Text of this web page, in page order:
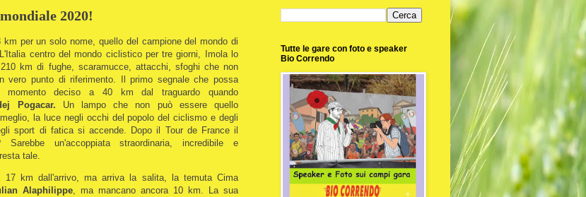
2020!
km per un solo nome, quello del campione del mondo di
L'Italia centro del mondo ciclistico per tre giorni, Imola lo
km di fughe, scaramucce, attacchi, sfoghi che non
vero punto di riferimento. Il primo segnale che possa
momento deciso a 40 km dal traguardo quando
Pogacar. Un lampo che non può essere quello
la luce negli occhi del popolo del ciclismo e degli
sport di fatica si accende. Dopo il Tour de France il
Sarebbe un'accoppiata straordinaria, incredibile e
tale.
km dall'arrivo, ma arriva la salita, la temuta Cima
Alaphilippe, ma mancano ancora 10 km. La sua
Tutte le gare con foto e speaker
Bio Correndo